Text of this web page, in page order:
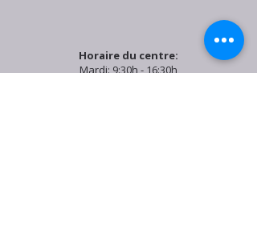
Horaire du centre:
Mardi: 9:30h - 16:30h